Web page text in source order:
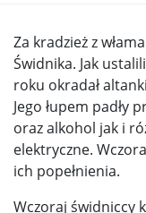
Za kradzież z
Świdnika. Jak
roku okradał
Jego łupem padły
oraz alkohol jak i
elektryczne.
ich popełnienia.
Wczoraj świdniccy